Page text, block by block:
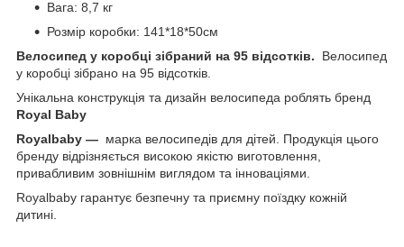
Вага: 8,7 кг
Розмір коробки: 141*18*50см
Велосипед у коробці зібраний на 95 відсотків. Велосипед
у коробці зібрано на 95 відсотків.
Унікальна конструкція та дизайн велосипеда роблять бренд
Royal Baby
Royalbaby — марка велосипедів для дітей. Продукція цього
бренду відрізняється високою якістю виготовлення,
привабливим зовнішнім виглядом та інноваціями.
Royalbaby гарантує безпечну та приємну поїздку кожній
дитині.